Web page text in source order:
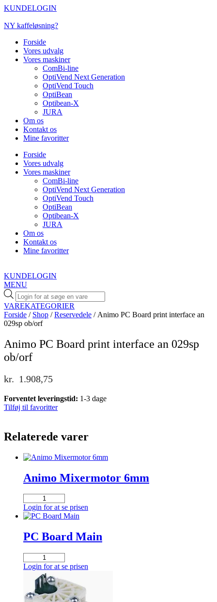
Videre
indhold
KUNDELOGIN
NY kaffeløsning?
Forside
Vores udvalg
Vores maskiner
ComBi-line
OptiVend Next Generation
OptiVend Touch
OptiBean
Optibean-X
JURA
Om os
Kontakt os
Mine favoritter
Forside
Vores udvalg
Vores maskiner
ComBi-line
OptiVend Next Generation
OptiVend Touch
OptiBean
Optibean-X
JURA
Om os
Kontakt os
Mine favoritter
KUNDELOGIN
MENU
Products
search
VAREKATEGORIER
Forside / Shop /Reservedele / Animo PC Board print interface an
029sp ob/orf
Animo PC Board print interface an 029sp
ob/orf
kr. 1.908,75
Forventet leveringstid: 1-3 dage
Tilføj til favoritter
Relaterede varer
Animo Mixermotor 6mm
Animo
Mixermotor
6mm
Login for at se prisen
PC Board Main
Board
antal
Login for at se prisen